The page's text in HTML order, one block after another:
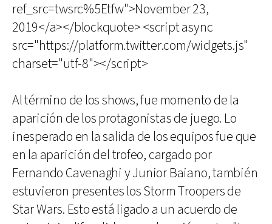
ref_src=twsrc%5Etfw">November 23,
2019</a></blockquote> <script async
src="https://platform.twitter.com/widgets.js"
charset="utf-8"></script>
Al término de los shows, fue momento de la
aparición de los protagonistas de juego. Lo
inesperado en la salida de los equipos fue que
en la aparición del trofeo, cargado por
Fernando Cavenaghi y Junior Baiano, también
estuvieron presentes los Storm Troopers de
Star Wars. Esto está ligado a un acuerdo de